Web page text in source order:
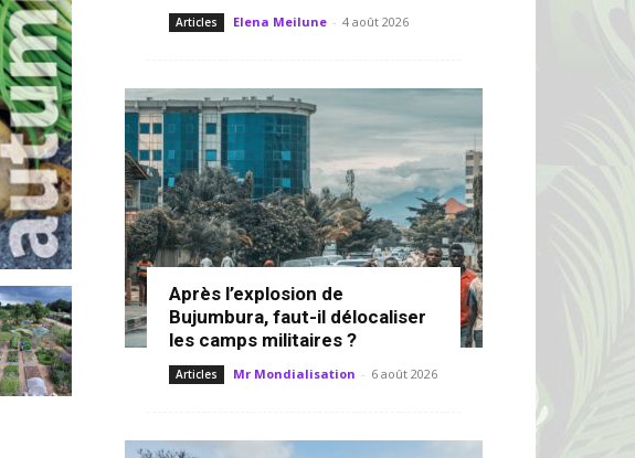
Articles Elena Meilune - 4 août 2026
Après l’explosion de
Bujumbura, faut-il délocaliser
les camps militaires ?
Articles Mr Mondialisation - 6 août 2026